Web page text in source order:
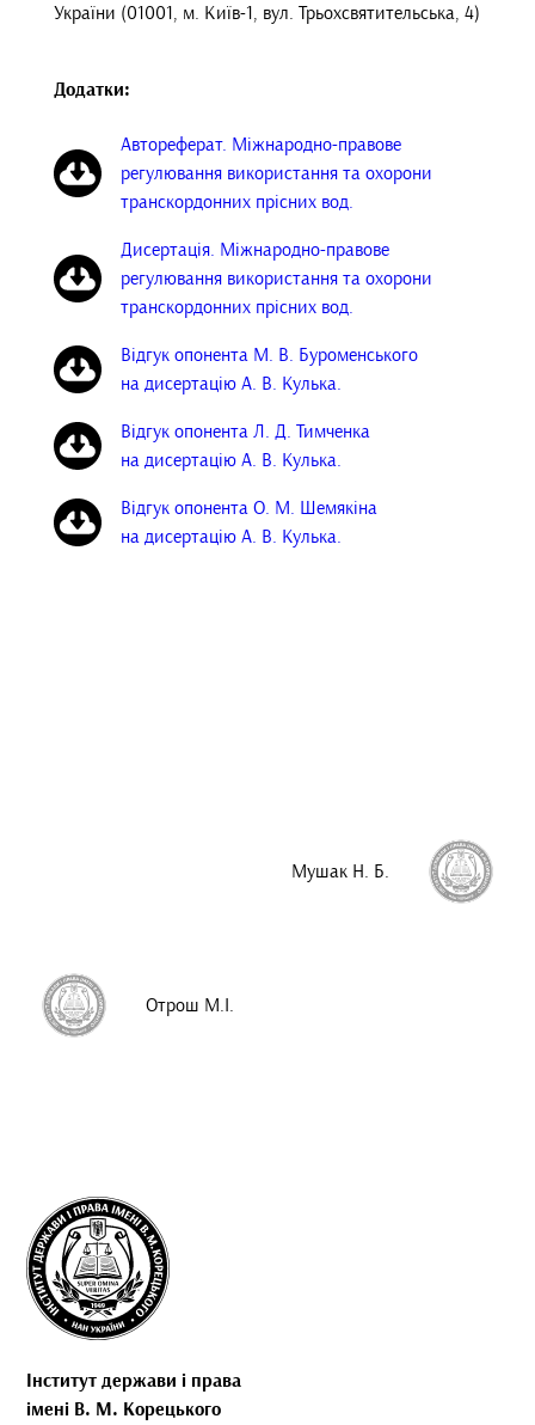
України (01001, м. Київ-1, вул. Трьохсвятительська, 4)
Додатки:
Автореферат. Міжнародно-правове
регулювання використання та охорони
транскордонних прісних вод.
Дисертація. Міжнародно-правове
регулювання використання та охорони
транскордонних прісних вод.
Відгук опонента М. В. Буроменського
на дисертацію А. В. Кулька.
Відгук опонента Л. Д. Тимченка
на дисертацію А. В. Кулька.
Відгук опонента О. М. Шемякіна
на дисертацію А. В. Кулька.
Мушак Н. Б.
Отрош М.І.
Інститут держави і права
імені В. М. Корецького